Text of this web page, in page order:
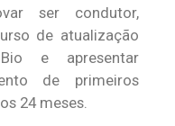
ser condutor,
de atualização
e apresentar
de primeiros
24 meses.